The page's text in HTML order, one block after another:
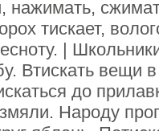
нажимать,
тискает,
|
Втискать вещи
до
Народу